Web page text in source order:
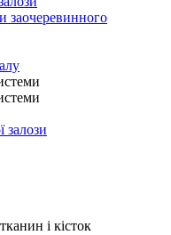
заочеревинного
залози
і кісток